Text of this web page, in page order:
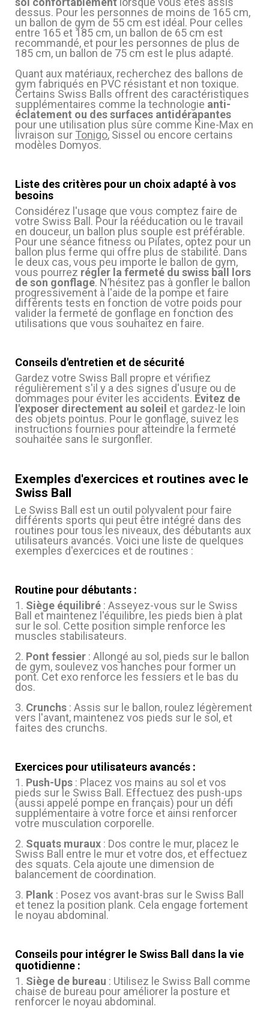
dessus. Pour les personnes de moins de 165 cm,
un ballon de gym de 55 cm est idéal. Pour celles
entre 165 et 185 cm, un ballon de 65 cm est
recommandé, et pour les personnes de plus de
185 cm, un ballon de 75 cm est le plus adapté.
Quant aux matériaux, recherchez des ballons de
gym fabriqués en PVC résistant et non toxique.
Certains Swiss Balls offrent des caractéristiques
supplémentaires comme la technologie anti-
éclatement ou des surfaces antidérapantes
pour une utilisation plus sûre comme Kine-Max en
livraison sur Tonigo, Sissel ou encore certains
modèles Domyos.
Liste des critères pour un choix adapté à vos
besoins
Considérez l'usage que vous comptez faire de
votre Swiss Ball. Pour la rééducation ou le travail
en douceur, un ballon plus souple est préférable.
Pour une séance fitness ou Pilates, optez pour un
ballon plus ferme qui offre plus de stabilité. Dans
le deux cas, vous peu importe le ballon de gym,
vous pourrez régler la fermeté du swiss ball lors
de son gonflage. N’hésitez pas à gonfler le ballon
progressivement à l'aide de la pompe et faire
différents tests en fonction de votre poids pour
valider la fermeté de gonflage en fonction des
utilisations que vous souhaitez en faire.
Conseils d'entretien et de sécurité
Gardez votre Swiss Ball propre et vérifiez
régulièrement s'il y a des signes d'usure ou de
dommages pour éviter les accidents. Évitez de
l'exposer directement au soleil et gardez-le loin
des objets pointus. Pour le gonflage, suivez les
instructions fournies pour atteindre la fermeté
souhaitée sans le surgonfler.
Exemples d'exercices et routines avec le
Swiss Ball
Le Swiss Ball est un outil polyvalent pour faire
différents sports qui peut être intégré dans des
routines pour tous les niveaux, des débutants aux
utilisateurs avancés. Voici une liste de quelques
exemples d'exercices et de routines :
Routine pour débutants :
1. Siège équilibré : Asseyez-vous sur le Swiss
Ball et maintenez l'équilibre, les pieds bien à plat
sur le sol. Cette position simple renforce les
muscles stabilisateurs.
2. Pont fessier : Allongé au sol, pieds sur le ballon
de gym, soulevez vos hanches pour former un
pont. Cet exo renforce les fessiers et le bas du
dos.
3. Crunchs : Assis sur le ballon, roulez légèrement
vers l'avant, maintenez vos pieds sur le sol, et
faites des crunchs.
Exercices pour utilisateurs avancés :
1. Push-Ups : Placez vos mains au sol et vos
pieds sur le Swiss Ball. Effectuez des push-ups
(aussi appelé pompe en français) pour un défi
supplémentaire à votre force et ainsi renforcer
votre musculation corporelle.
2. Squats muraux : Dos contre le mur, placez le
Swiss Ball entre le mur et votre dos, et effectuez
des squats. Cela ajoute une dimension de
balancement de coordination.
3. Plank : Posez vos avant-bras sur le Swiss Ball
et tenez la position plank. Cela engage fortement
le noyau abdominal.
Conseils pour intégrer le Swiss Ball dans la vie
quotidienne :
1. Siège de bureau : Utilisez le Swiss Ball comme
chaise de bureau pour améliorer la posture et
renforcer le noyau abdominal.